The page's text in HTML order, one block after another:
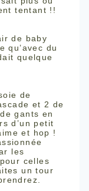
tentant !!
de baby
qu’avec du
quelque
de
et 2 de
gants en
d’un petit
et hop !
les
celles
un tour